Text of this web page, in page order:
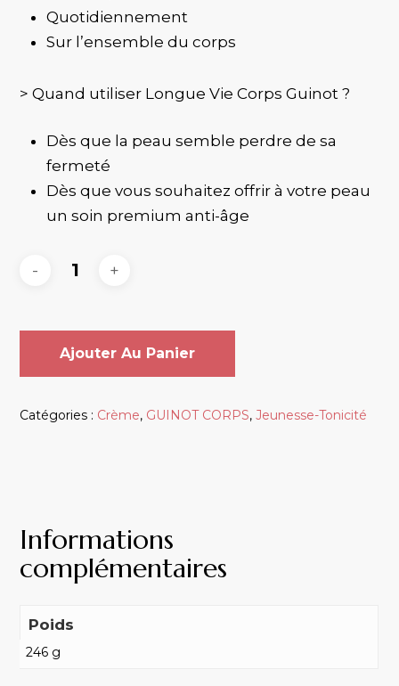
Quotidiennement
Sur l’ensemble du corps
> Quand utiliser Longue Vie Corps Guinot ?
Dès que la peau semble perdre de sa
fermeté
Dès que vous souhaitez offrir à votre peau
un soin premium anti-âge
Ajouter Au Panier
Catégories : Crème, GUINOT CORPS,Jeunesse-Tonicité
Informations
complémentaires
Poids
246 g